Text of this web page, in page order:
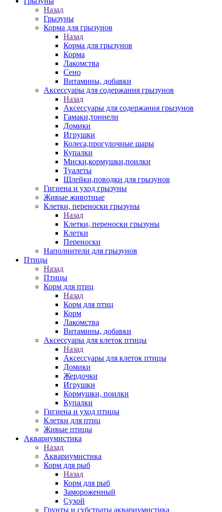
Назад
Грызуны
Корма для грызунов
Назад
Корма для грызунов
Корма
Лакомства
Сено
Витамины, добавки
Аксессуары для содержания грызунов
Назад
Аксессуары для содержания грызунов
Гамаки,тоннели
Домики
Игрушки
Колеса,прогулочные шары
Купалки
Миски,кормушки,поилки
Туалеты
Шлейки,поводки для грызунов
Гигиена и уход грызуны
Живые животные
Клетки, переноски грызуны
Назад
Клетки, переноски грызуны
Клетки
Переноски
Наполнители для грызунов
Птицы
Назад
Птицы
Корм для птиц
Назад
Корм для птиц
Корм
Лакомства
Витамины, добавки
Аксессуары для клеток птицы
Назад
Аксессуары для клеток птицы
Домики
Жердочки
Игрушки
Кормушки, поилки
Купалки
Гигиена и уход птицы
Клетки для птиц
Живые птицы
Аквариумистика
Назад
Аквариумистика
Корм для рыб
Назад
Корм для рыб
Замороженный
Сухой
Грунты и субстраты аквариумистика